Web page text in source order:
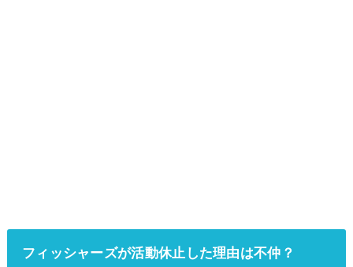
フィッシャーズが活動休止した理由は不仲？